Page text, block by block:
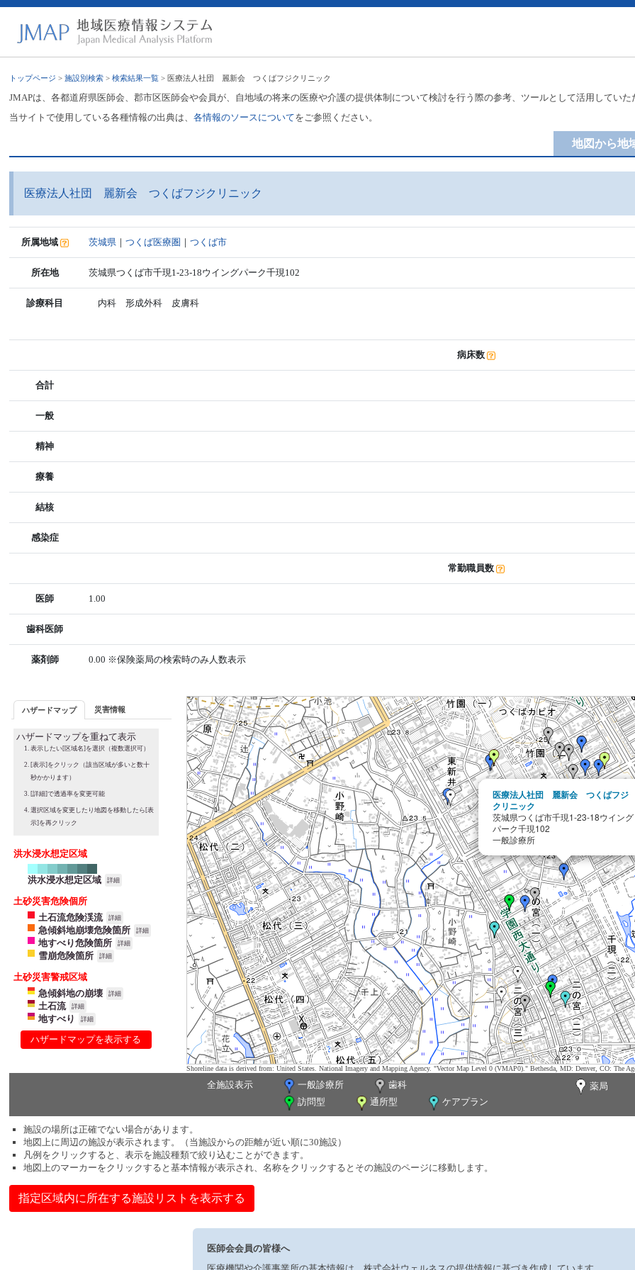
トップページ >施設別検索 >検索結果一覧 > 医療法人社団 麗新会 つくばフジクリニック
JMAPは、各都道府県医師会、郡市区医師会や会員が、自地域の将来の医療や介護の提供体制について検討を行う際の参考、ツールとして活用してい
当サイトで使用している各種情報の出典は、各情報のソースについてをご参照ください。
地図から地
医療法人社団 麗新会 つくばフジクリニック
所属地域 茨城県 ｜つくば医療圏 ｜つくば市
所在地 茨城県つくば市千現1-23-18ウイングパーク千現102
診療科目 内科 形成外科 皮膚科
病床数
合計
一般
精神
療養
結核
感染症
常勤職員数
医師 1.00
歯科医師
薬剤師 0.00 ※保険薬局の検索時のみ人数表示
ハザードマップ 災害情報
ハザードマップを重ねて表示
表示したい[区域名]を選択（複数選択可）
[表示]をクリック（該当区域が多いと数十
秒かかります）
[詳細]で透過率を変更可能
選択区域を変更したり地図を移動したら[表
示]を再クリック
洪水浸水想定区域
洪水浸水想定区域 詳細
土砂災害危険個所
土石流危険渓流
詳細
急傾斜地崩壊危険箇所 詳細
地すべり危険箇所 詳細
雪崩危険箇所 詳細
土砂災害警戒区域
急傾斜地の崩壊
詳細
土石流 詳細
地すべり 詳細
ハザードマップを表示する
医療法人社団 麗新会 つくばフジ
クリニック
茨城県つくば市千現1-23-18ウイング
パーク千現102
一般診療所
Shoreline data is derived from: United States. National Imagery and Mapping Agency. "Vector Map Level 0 (VMAP0)." Bethesda, MD: Denver, CO: The
全施設表示 一般診療所 歯科
薬局
訪問型
通所型 ケアプラン
施設の場所は正確でない場合があります。
地図上に周辺の施設が表示されます。（当施設からの距離が近い順に30施設）
凡例をクリックすると、表示を施設種類で絞り込むことができます。
地図上のマーカーをクリックすると基本情報が表示され、名称をクリックするとその施設のページに移動します。
指定区域内に所在する施設リストを表示する
医師会会員の皆様へ